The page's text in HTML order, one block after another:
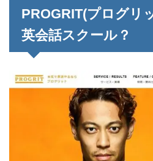
PROGRIT(プログリ
英会話スクール？